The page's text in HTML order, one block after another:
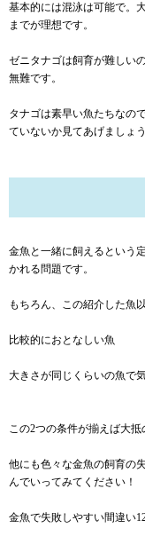
基本的には混泳は可能で。
までが理想です。
ゼニタナゴは飼育が難しい
無難です。
タナゴは素早い魚たちなの
ていないか見てあげましょう
金魚と一緒に飼えるという
かれる問題です。
もちろん、この紹介した魚
比較的におとなしい魚
大きさが同じくらいの魚で
この2つの条件が揃えば大抵
他にも色々な金魚の飼育の
んでいってみてください！
金魚で失敗しやすい間違い